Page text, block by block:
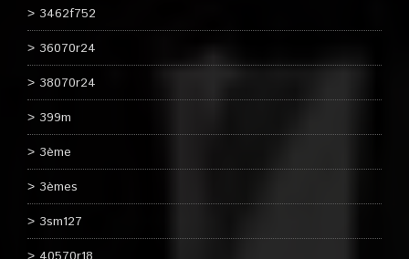
3462f752
36070r24
38070r24
399m
3ème
3èmes
3sm127